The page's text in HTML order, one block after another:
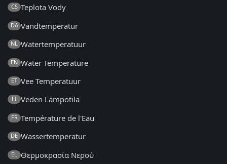
CS Teplota Vody
DA Vandtemperatur
NL Watertemperatuur
EN Water Temperature
ET Vee Temperatuur
FI Veden Lämpötila
FR Température de l'Eau
DE Wassertemperatur
EL Θερμοκρασία Νερού